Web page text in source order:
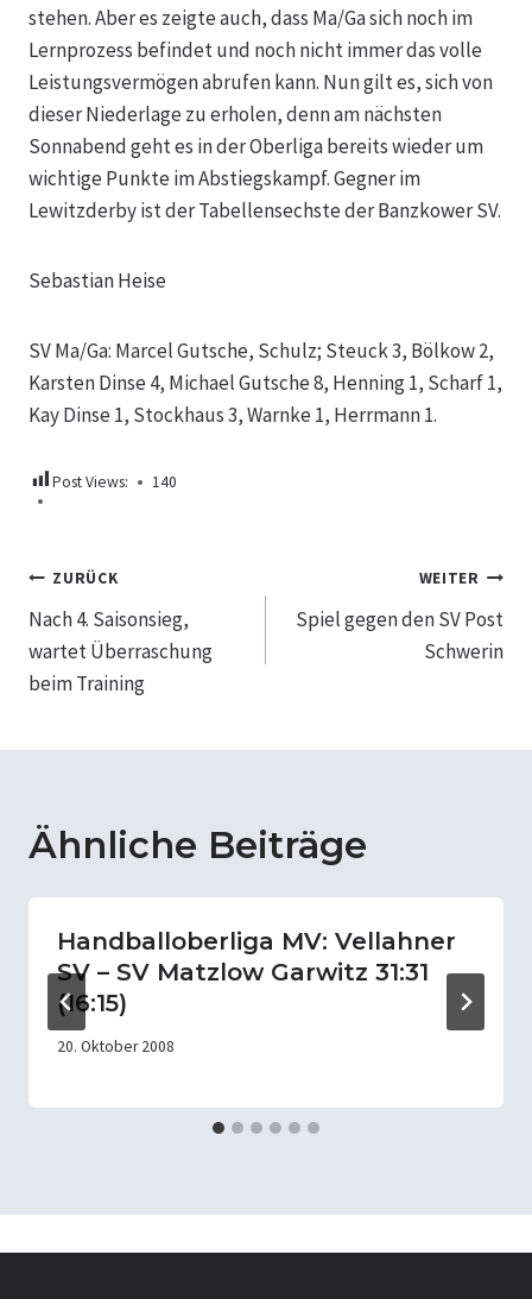
stehen. Aber es zeigte auch, dass Ma/Ga sich noch im
Lernprozess befindet und noch nicht immer das volle
Leistungsvermögen abrufen kann. Nun gilt es, sich von
dieser Niederlage zu erholen, denn am nächsten
Sonnabend geht es in der Oberliga bereits wieder um
wichtige Punkte im Abstiegskampf. Gegner im
Lewitzderby ist der Tabellensechste der Banzkower SV.
Sebastian Heise
SV Ma/Ga: Marcel Gutsche, Schulz; Steuck 3, Bölkow 2,
Karsten Dinse 4, Michael Gutsche 8, Henning 1, Scharf 1,
Kay Dinse 1, Stockhaus 3, Warnke 1, Herrmann 1.
Post Views: 140
Beitragsnavigation
ZURÜCK
Nach 4. Saisonsieg,
wartet Überraschung
beim Training
WEITER
Spiel gegen den SV Post
Schwerin
Ähnliche Beiträge
Handballoberliga MV: Vellahner
SV – SV Matzlow Garwitz 31:31
(16:15)
20. Oktober 2008